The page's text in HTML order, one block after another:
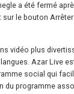
a été fermé
le bouton
vidéo plus
Azar Live
social qui
du programme